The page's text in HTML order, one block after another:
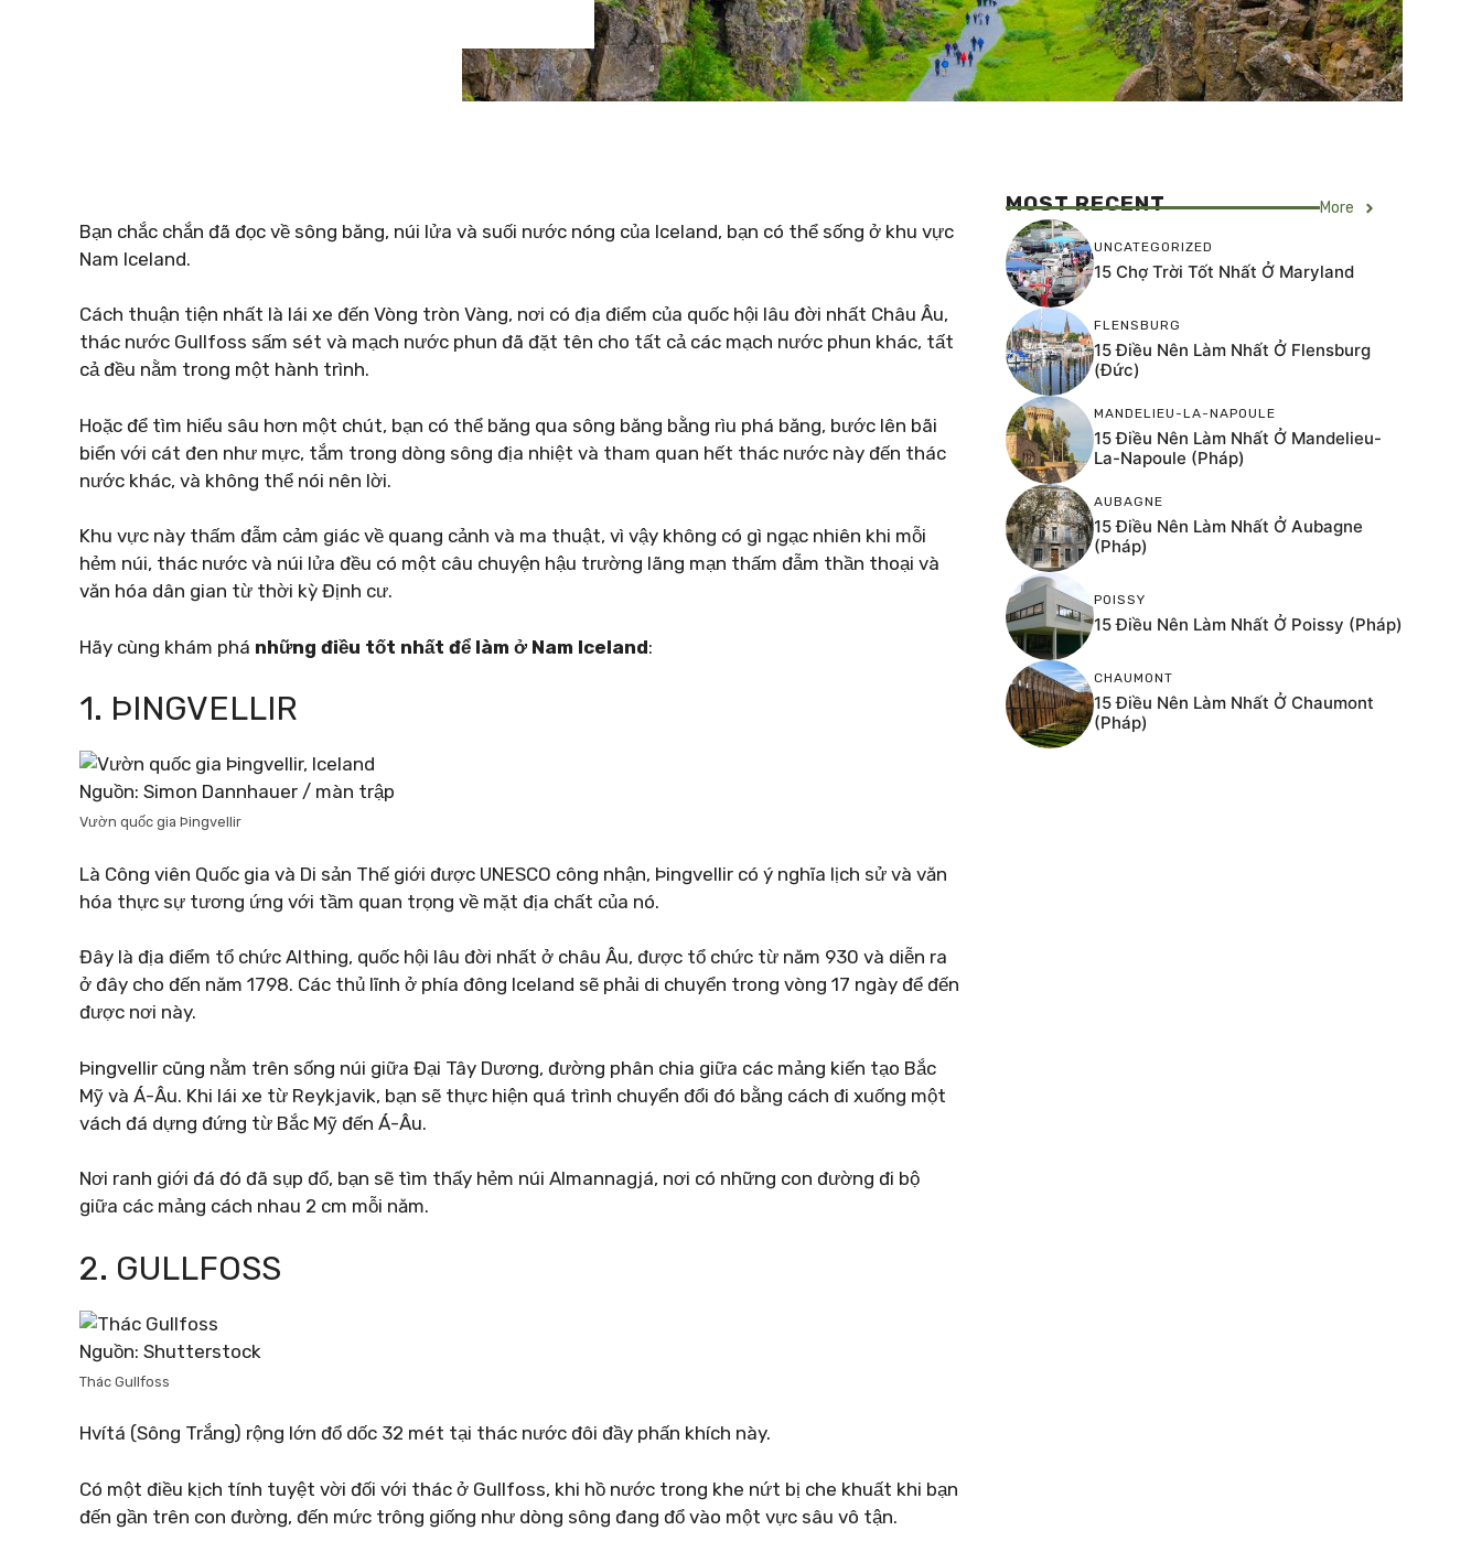
Bạn chắc chắn đã đọc về sông băng, núi lửa và suối nước nóng của Iceland, bạn có thể sống ở khu vực
Nam Iceland.
Cách thuận tiện nhất là lái xe đến Vòng tròn Vàng, nơi có địa điểm của quốc hội lâu đời nhất Châu Âu,
thác nước Gullfoss sấm sét và mạch nước phun đã đặt tên cho tất cả các mạch nước phun khác, tất
cả đều nằm trong một hành trình.
Hoặc để tìm hiểu sâu hơn một chút, bạn có thể băng qua sông băng bằng rìu phá băng, bước lên bãi
biển với cát đen như mực, tắm trong dòng sông địa nhiệt và tham quan hết thác nước này đến thác
nước khác, và không thể nói nên lời.
Khu vực này thấm đẫm cảm giác về quang cảnh và ma thuật, vì vậy không có gì ngạc nhiên khi mỗi
hẻm núi, thác nước và núi lửa đều có một câu chuyện hậu trường lãng mạn thấm đẫm thần thoại và
văn hóa dân gian từ thời kỳ Định cư.
Hãy cùng khám phá những điều tốt nhất để làm ở Nam Iceland:
1. ÞINGVELLIR
Nguồn: Simon Dannhauer / màn trập
Vườn quốc gia Þingvellir
Là Công viên Quốc gia và Di sản Thế giới được UNESCO công nhận, Þingvellir có ý nghĩa lịch sử và văn
hóa thực sự tương ứng với tầm quan trọng về mặt địa chất của nó.
Đây là địa điểm tổ chức Althing, quốc hội lâu đời nhất ở châu Âu, được tổ chức từ năm 930 và diễn ra
ở đây cho đến năm 1798. Các thủ lĩnh ở phía đông Iceland sẽ phải di chuyển trong vòng 17 ngày để đến
được nơi này.
Þingvellir cũng nằm trên sống núi giữa Đại Tây Dương, đường phân chia giữa các mảng kiến ​​tạo Bắc
Mỹ và Á-Âu. Khi lái xe từ Reykjavik, bạn sẽ thực hiện quá trình chuyển đổi đó bằng cách đi xuống một
vách đá dựng đứng từ Bắc Mỹ đến Á-Âu.
Nơi ranh giới đá đó đã sụp đổ, bạn sẽ tìm thấy hẻm núi Almannagjá, nơi có những con đường đi bộ
giữa các mảng cách nhau 2 cm mỗi năm.
2. GULLFOSS
Nguồn: Shutterstock
Thác Gullfoss
Hvítá (Sông Trắng) rộng lớn đổ dốc 32 mét tại thác nước đôi đầy phấn khích này.
Có một điều kịch tính tuyệt vời đối với thác ở Gullfoss, khi hồ nước trong khe nứt bị che khuất khi bạn
đến gần trên con đường, đến mức trông giống như dòng sông đang đổ vào một vực sâu vô tận.
MOST RECENT More
UNCATEGORIZED
15 Chợ Trời Tốt Nhất Ở Maryland
FLENSBURG
15 Điều Nên Làm Nhất Ở Flensburg
(Đức)
MANDELIEU-LA-NAPOULE
15 Điều Nên Làm Nhất Ở Mandelieu-
La-Napoule (Pháp)
AUBAGNE
15 Điều Nên Làm Nhất Ở Aubagne
(Pháp)
POISSY
15 Điều Nên Làm Nhất Ở Poissy (Pháp)
CHAUMONT
15 Điều Nên Làm Nhất Ở Chaumont
(Pháp)